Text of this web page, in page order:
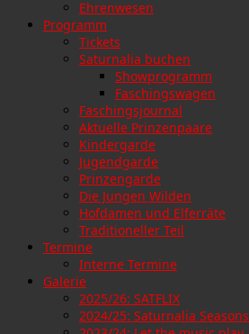
Ehrenwesen
Programm
Tickets
Saturnalia buchen
Showprogramm
Faschingswagen
Faschingsjournal
Aktuelle Prinzenpaare
Kindergarde
Jugendgarde
Prinzengarde
Die Jungen Wilden
Hofdamen und Elferräte
Traditioneller Teil
Termine
Interne Termine
Galerie
2025/26: SATFLIX
2024/25: Saturnalia Seasons